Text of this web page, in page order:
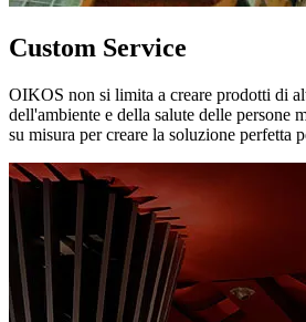
Custom Service
OIKOS non si limita a creare prodotti di
dell'ambiente e della salute delle persone
su misura per creare la soluzione perfetta